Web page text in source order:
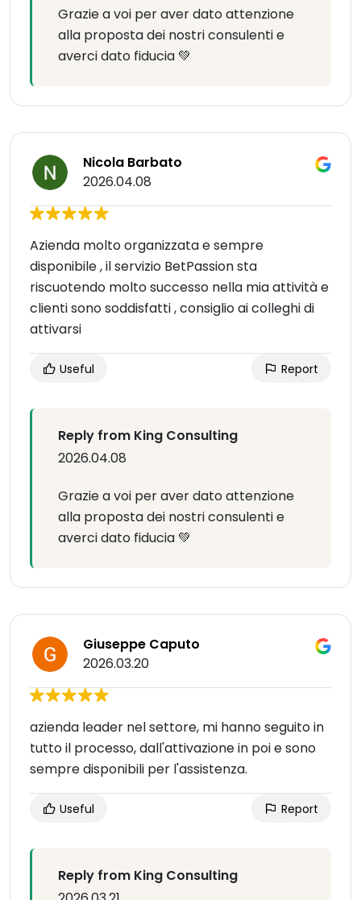
Grazie a voi per aver dato attenzione
alla proposta dei nostri consulenti e
averci dato fiducia 💚
Nicola Barbato
2026.04.08
Azienda molto organizzata e sempre
disponibile , il servizio BetPassion sta
riscuotendo molto successo nella mia attività e
clienti sono soddisfatti , consiglio ai colleghi di
attivarsi
Useful Report
Reply from King Consulting
2026.04.08
Grazie a voi per aver dato attenzione
alla proposta dei nostri consulenti e
averci dato fiducia 💚
Giuseppe Caputo
2026.03.20
azienda leader nel settore, mi hanno seguito in
tutto il processo, dall'attivazione in poi e sono
sempre disponibili per l'assistenza.
Useful Report
Reply from King Consulting